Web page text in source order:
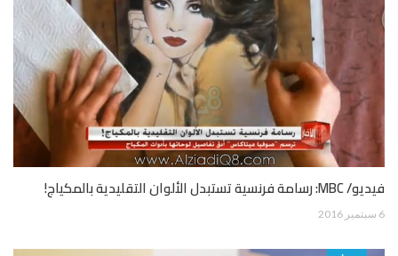
فيديو/ MBC: رسامة فرنسية تستبدل الألوان التقليدية بالمكياج!
6 سبتمبر 2016